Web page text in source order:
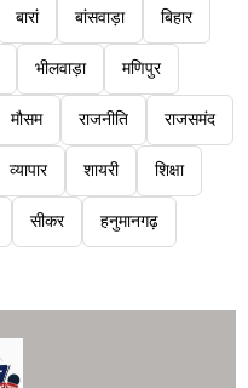
बारां बांसवाड़ा बिहार
भीलवाड़ा मणिपुर
मौसम राजनीति राजसमंद
व्यापार शायरी शिक्षा
सीकर हनुमानगढ़